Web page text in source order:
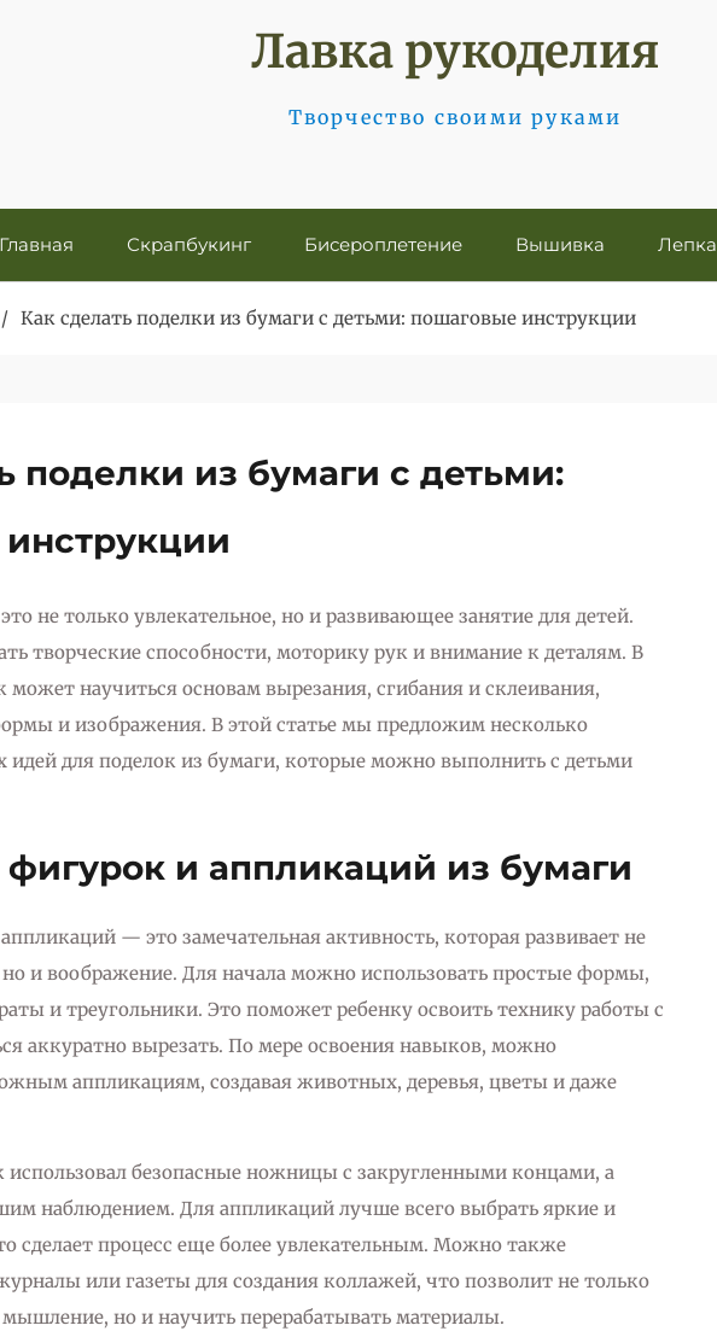
Лавка рукоделия
Творчество своими руками
Главная Скрапбукинг Бисероплетение Вышивка Лепка
Как сделать поделки из бумаги с детьми: пошаговые инструкции
поделки из бумаги с детьми:
не только увлекательное, но и развивающее занятие для детей.
творческие способности, моторику рук и внимание к деталям. В
может научиться основам вырезания, сгибания и склеивания,
и изображения. В этой статье мы предложим несколько
идей для поделок из бумаги, которые можно выполнить с детьми
и аппликаций из бумаги
— это замечательная активность, которая развивает не
и воображение. Для начала можно использовать простые формы,
и треугольники. Это поможет ребенку освоить технику работы с
аккуратно вырезать. По мере освоения навыков, можно
аппликациям, создавая животных, деревья, цветы и даже
безопасные ножницы с закругленными концами, а
наблюдением. Для аппликаций лучше всего выбрать яркие и
сделает процесс еще более увлекательным. Можно также
или газеты для создания коллажей, что позволит не только
мышление, но и научить перерабатывать материалы.